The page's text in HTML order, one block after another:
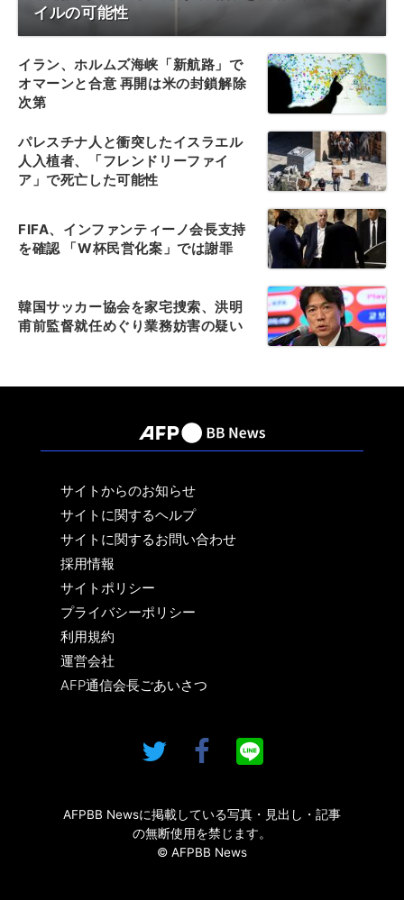
イルの可能性
イラン、ホルムズ海峡「新航路」で
オマーンと合意 再開は米の封鎖解除
次第
パレスチナ人と衝突したイスラエル
人入植者、「フレンドリーファイ
ア」で死亡した可能性
FIFA、インファンティーノ会長支持
を確認 「W杯民営化案」では謝罪
韓国サッカー協会を家宅捜索、洪明
甫前監督就任めぐり業務妨害の疑い
サイトからのお知らせ
サイトに関するヘルプ
サイトに関するお問い合わせ
採用情報
サイトポリシー
プライバシーポリシー
利用規約
運営会社
AFP通信会長ごあいさつ
AFPBB Newsに掲載している写真・見出し・記事
の無断使用を禁じます。
© AFPBB News